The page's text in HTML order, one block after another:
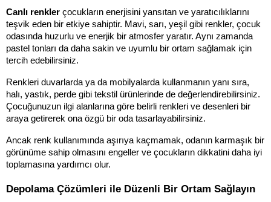
Canlı renkler çocukların enerjisini yansıtan ve yaratıcılıklarını
teşvik eden bir etkiye sahiptir. Mavi, sarı, yeşil gibi renkler, çocuk
odasında huzurlu ve enerjik bir atmosfer yaratır. Aynı zamanda
pastel tonları da daha sakin ve uyumlu bir ortam sağlamak için
tercih edebilirsiniz.
Renkleri duvarlarda ya da mobilyalarda kullanmanın yanı sıra,
halı, yastık, perde gibi tekstil ürünlerinde de değerlendirebilirsiniz.
Çocuğunuzun ilgi alanlarına göre belirli renkleri ve desenleri bir
araya getirerek ona özgü bir oda tasarlayabilirsiniz.
Ancak renk kullanımında aşırıya kaçmamak, odanın karmaşık bir
görünüme sahip olmasını engeller ve çocukların dikkatini daha iyi
toplamasına yardımcı olur.
Depolama Çözümleri ile Düzenli Bir Ortam Sağlayın